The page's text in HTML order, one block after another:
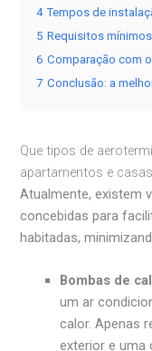
4 Tempos de
5 Requisitos mínimos
6 Comparação com
7 Conclusão: a
Que tipos de
apartamentos e
Atualmente, existem
concebidas para
habitadas,
Bombas de
um ar
calor. Apenas
exterior e uma